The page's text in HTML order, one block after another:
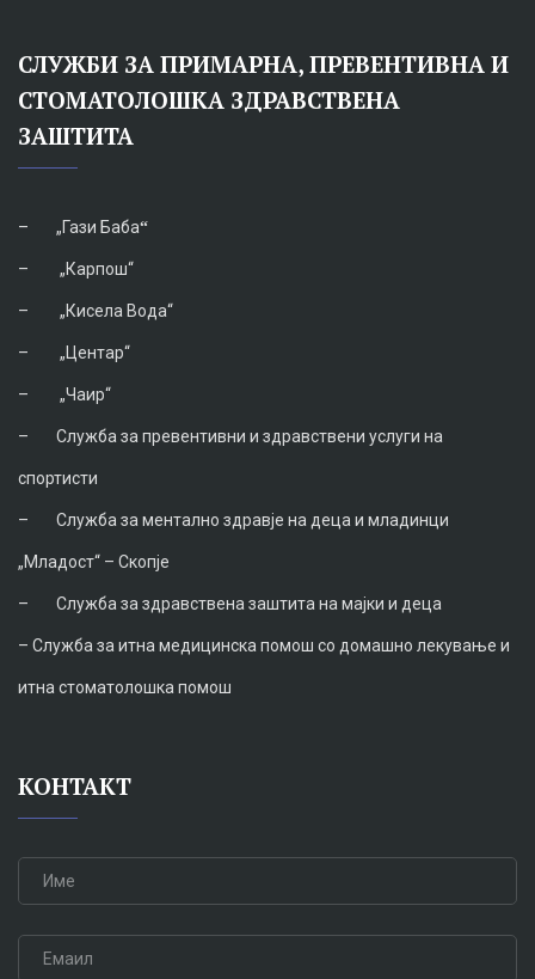
СЛУЖБИ ЗА ПРИМАРНА, ПРЕВЕНТИВНА И
СТОМАТОЛОШКА ЗДРАВСТВЕНА
ЗАШТИТА
– „Гази Баба“
– „Карпош“
– „Кисела Вода“
– „Центар“
– „Чаир“
– Служба за превентивни и здравствени услуги на
спортисти
– Служба за ментално здравје на деца и младинци
„Младост“ – Скопје
– Служба за здравствена заштита на мајки и деца
– Служба за итна медицинска помош со домашно лекување и
итна стоматолошка помош
КОНТАКТ